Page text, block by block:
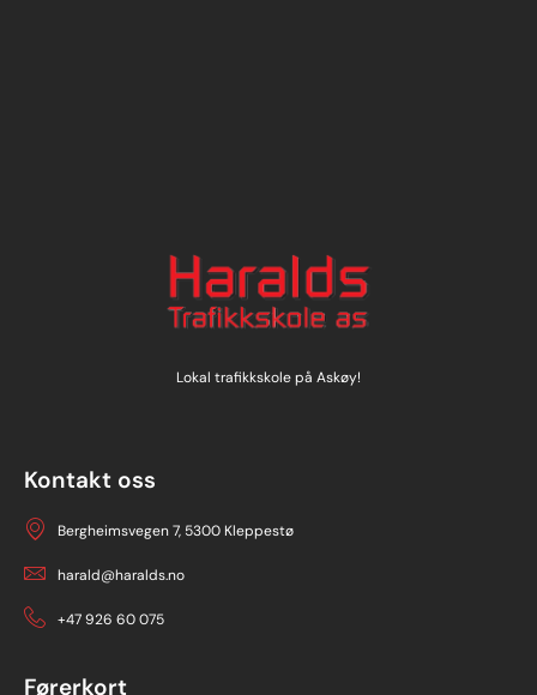
Lokal trafikkskole på Askøy!
Kontakt oss
Bergheimsvegen 7, 5300 Kleppestø
harald@haralds.no
+47 926 60 075
Førerkort